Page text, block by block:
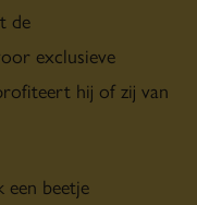
de
exclusieve
hij of zij van
een beetje